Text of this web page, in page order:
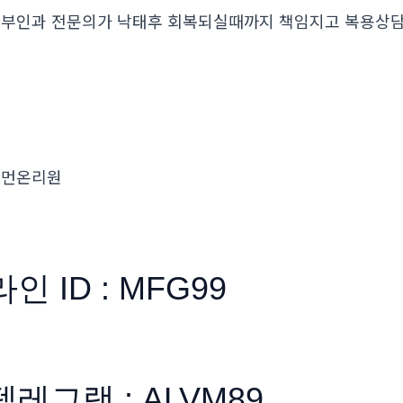
인과 전문의가 낙태후 회복되실때까지 책임지고 복용상
온리원
인 ID : MFG99